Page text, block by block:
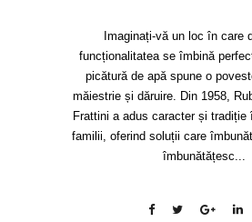
Imaginați-vă un loc în care
funcționalitatea se îmbină
picătură de apă spune o
măiestrie și dăruire. Din 1958,
Frattini a adus caracter și tradiție
familii, oferind soluții care
îmbunătățesc...